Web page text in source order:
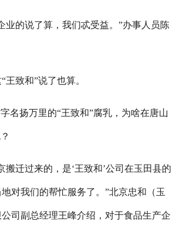
的说了算，我们忒受益。”办事人员陈
致和”说了也算。
扬万里的“王致和”腐乳，为啥在唐山
迁过来的，是‘王致和’公司在玉田县的
对我们的帮忙服务了。”北京忠和（玉
司副总经理王峰介绍，对于食品生产企